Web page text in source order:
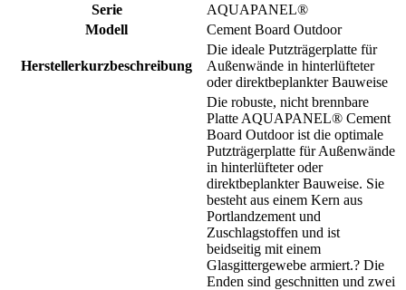
Serie
AQUAPANEL®
Modell
Cement Board Outdoor
Herstellerkurzbeschreibung
Die ideale Putzträgerplatte für
Außenwände in hinterlüfteter
oder direktbeplankter Bauweise
Die robuste, nicht brennbare
Platte AQUAPANEL® Cement
Board Outdoor ist die optimale
Putzträgerplatte für Außenwände
in hinterlüfteter oder
direktbeplankter Bauweise. Sie
besteht aus einem Kern aus
Portlandzement und
Zuschlagstoffen und ist
beidseitig mit einem
Glasgittergewebe armiert.? Die
Enden sind geschnitten und zwei